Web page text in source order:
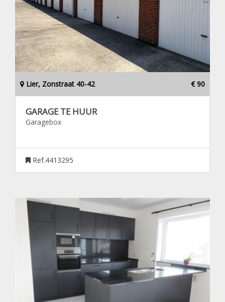
Lier, Zonstraat 40-42 € 90
GARAGE TE HUUR
Garagebox
Ref.4413295